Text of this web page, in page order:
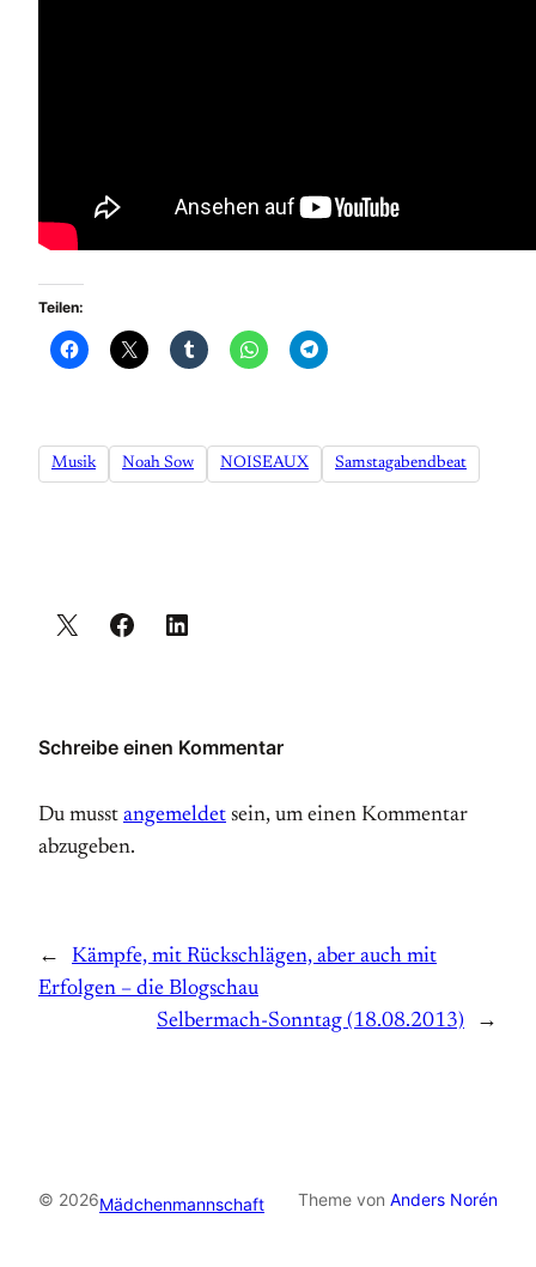
Teilen:
Musik Noah Sow NOISEAUX Samstagabendbeat
Schreibe einen Kommentar
Du musst angemeldet sein, um einen Kommentar
abzugeben.
←
Kämpfe, mit Rückschlägen, aber auch mit
Erfolgen – die Blogschau
Selbermach-Sonntag (18.08.2013)
→
© 2026Mädchenmannschaft Theme von Anders Norén